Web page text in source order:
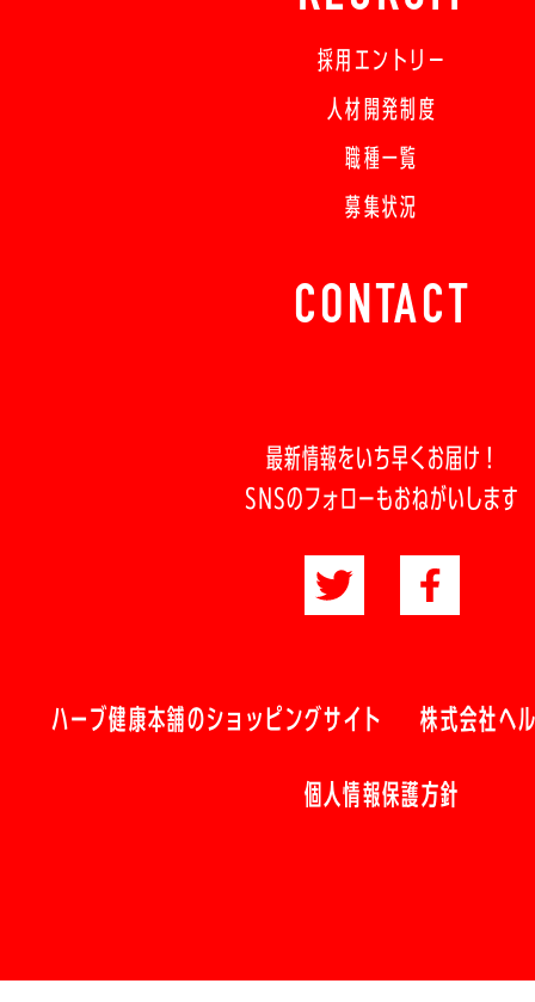
採用エントリー
人材開発制度
職種一覧
募集状況
CONTACT
最新情報をいち早くお届け！
SNSのフォローもおねがいします
ハーブ健康本舗のショッピングサイト 株式会社ヘ
個人情報保護方針